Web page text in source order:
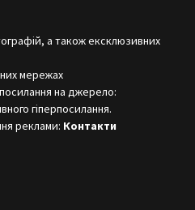
а також ексклюзивних
мережах
на джерело:
гіперпосилання.
реклами: Контакти